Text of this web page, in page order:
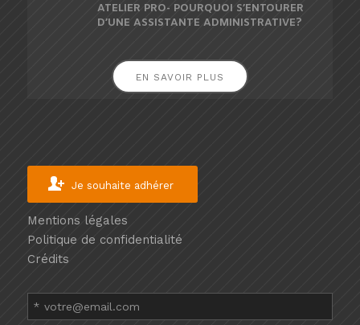
ATELIER PRO- POURQUOI S’ENTOURER
D’UNE ASSISTANTE ADMINISTRATIVE?
EN SAVOIR PLUS
Je souhaite adhérer
Mentions légales
Politique de confidentialité
Crédits